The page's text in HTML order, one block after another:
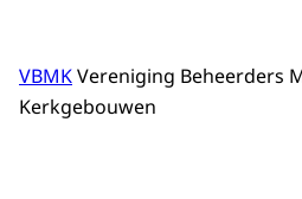
VBMKVereniging Beheerders
Kerkgebouwen